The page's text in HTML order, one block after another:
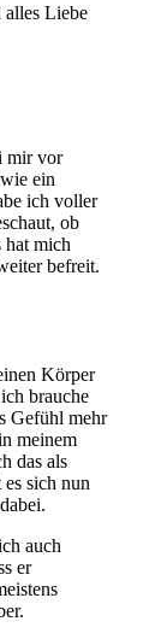
alles Liebe
mir vor
ein
ich voller
ob
hat mich
befreit.
Körper
brauche
Gefühl mehr
meinem
das als
sich nun
auch
er